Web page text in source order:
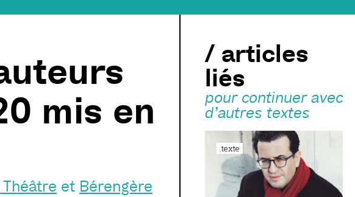
mis en
Théâtre et Bérengère
/ articles
liés
pour continuer avec
d’autres textes
.texte